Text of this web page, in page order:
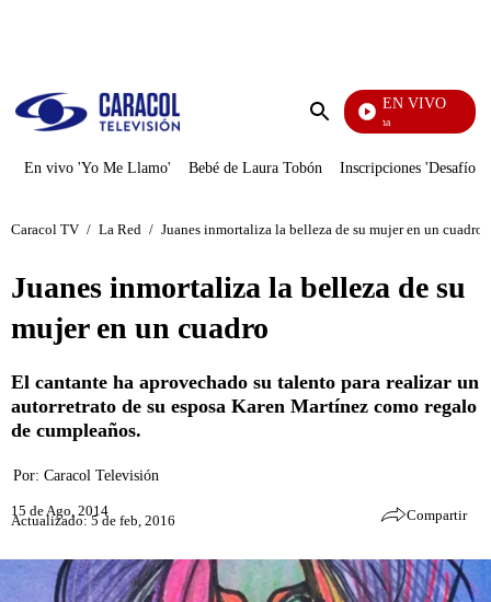
Enviar
EN VIVO
Diario De Diana
En vivo 'Yo Me Llamo' Bebé de Laura Tobón Inscripciones 'Desafío'
Caracol TV / La Red / Juanes inmortaliza la belleza de su mujer en un cuadro
Juanes inmortaliza la belleza de su
mujer en un cuadro
El cantante ha aprovechado su talento para realizar un
autorretrato de su esposa Karen Martínez como regalo
de cumpleaños.
Por: Caracol Televisión
15 de Ago, 2014
Actualizado: 5 de feb, 2016 Compartir